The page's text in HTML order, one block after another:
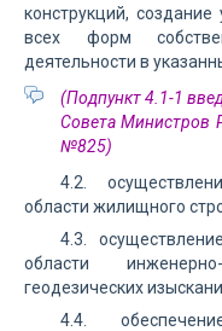
конструкций,
всех форм
деятельности в
(Подпункт 4.1-1
Совета Министров
№825)
4.2.
области жилищного
4.3.
области
геодезических
4.4.